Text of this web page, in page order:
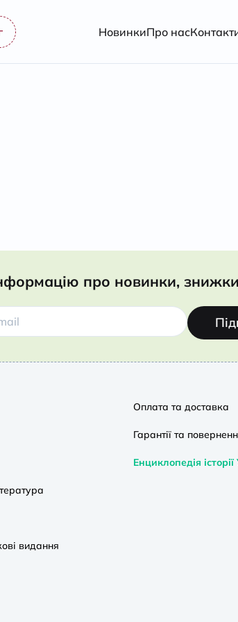
НовинкиПро нас
про новинки,
видання
Оплата та доставка
Гарантії та
Енциклопедія